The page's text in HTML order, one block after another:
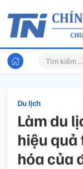
Du lịch
Làm du
hiệu
hóa của